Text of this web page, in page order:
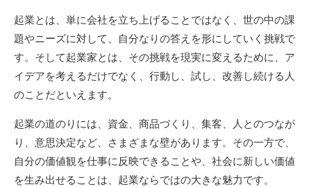
起業とは、単に会社を立ち上げることではなく、世の中の課
題やニーズに対して、自分なりの答えを形にしていく挑戦で
す。そして起業家とは、その挑戦を現実に変えるために、ア
イデアを考えるだけでなく、行動し、試し、改善し続ける人
のことだといえます。
起業の道のりには、資金、商品づくり、集客、人とのつなが
り、意思決定など、さまざまな壁があります。その一方で、
自分の価値観を仕事に反映できることや、社会に新しい価値
を生み出せることは、起業ならではの大きな魅力です。